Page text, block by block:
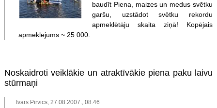
baudīt Piena, maizes un medus svētku
garšu, uzstādot svētku rekordu
apmeklētāju skaita ziņā! Kopējais
apmeklējums ~ 25 000.
Noskaidroti veiklākie un atraktīvākie piena paku laivu
stūrmaņi
Ivars Pirvics, 27.08.2007., 08:46